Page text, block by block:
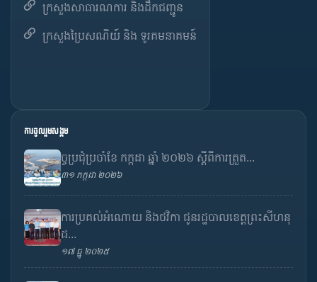
ក្រសួងសាធារណការ និងដឹកជញ្ជូន
ក្រសួងប្រៃសណីយ៍ និង ទូរគមនាគមន៍
ការចូលរួមសង្គម
ច្ចប្រជុំប្រចាំខែ កក្កដា ឆ្នាំ ២០២៦ ស្តីពីការត្រួត...
៣១ កក្កដា ២០២៦
ការប្រគល់អំណោយ និងថវិកា ជូនរដ្ឋបាលខេត្តព្រះសីហនុ
ដ...
១៧ ធ្នូ ២០២៥